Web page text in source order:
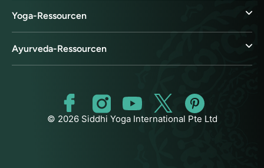
Yoga-Ressourcen
Ayurveda-Ressourcen
© 2026 Siddhi Yoga International Pte Ltd